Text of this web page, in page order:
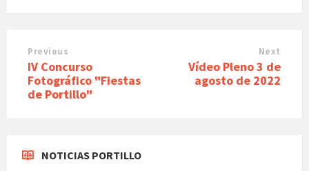
Previous
IV Concurso
Fotográfico "Fiestas
de Portillo"
Next
Vídeo Pleno 3 de
agosto de 2022
NOTICIAS PORTILLO